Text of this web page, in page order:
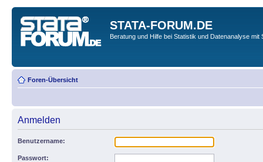
STATA-FORUM.DE
Beratung und Hilfe bei Statistik und Datenanalyse mit
Foren-Übersicht
Anmelden
Benutzername:
Passwort: